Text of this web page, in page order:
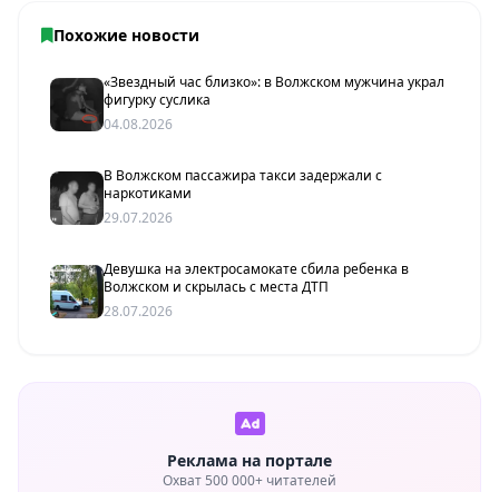
Похожие новости
«Звездный час близко»: в Волжском мужчина украл
фигурку суслика
04.08.2026
В Волжском пассажира такси задержали с
наркотиками
29.07.2026
Девушка на электросамокате сбила ребенка в
Волжском и скрылась с места ДТП
28.07.2026
Реклама на портале
Охват 500 000+ читателей